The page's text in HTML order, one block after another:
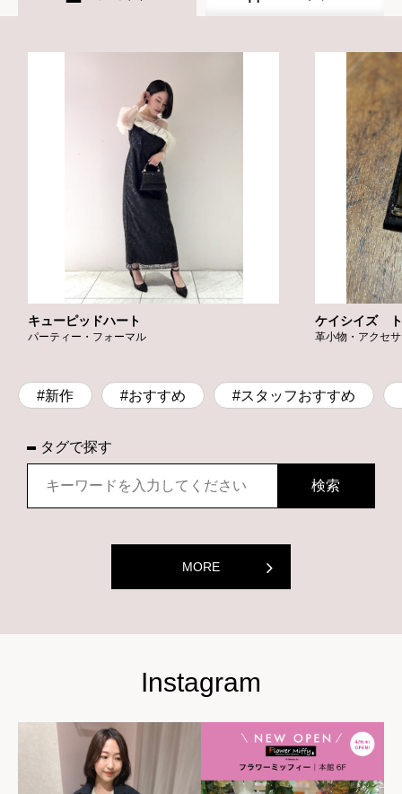
キューピッドハート
パーティー・フォーマル
ケイシイズ ト
革小物・アクセ
#新作 #おすすめ #スタッフおすすめ
タグで探す
MORE
Instagram